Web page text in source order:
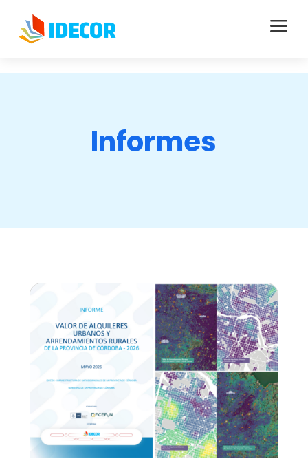
a
Informes